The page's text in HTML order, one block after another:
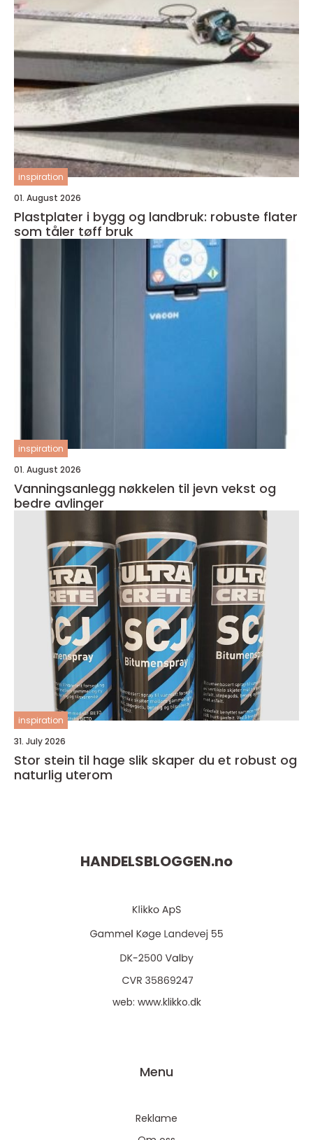
inspiration
01. August 2026
Plastplater i bygg og landbruk: robuste flater
som tåler tøff bruk
inspiration
01. August 2026
Vanningsanlegg nøkkelen til jevn vekst og
bedre avlinger
inspiration
31. July 2026
Stor stein til hage slik skaper du et robust og
naturlig uterom
HANDELSBLOGGEN.no
web: www.klikko.dk
Menu
Reklame